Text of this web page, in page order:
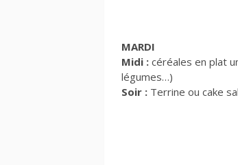
MARDI
Midi : céréales en plat
légumes…)
Soir : Terrine ou cake